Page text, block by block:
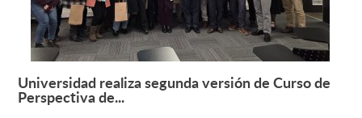
Leer más +
Universidad realiza segunda versión de Curso de
Perspectiva de...